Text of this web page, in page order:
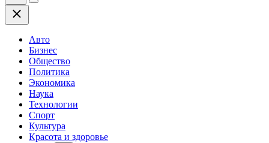
Цвет
Закрыть
Авто
Бизнес
Общество
Политика
Экономика
Наука
Технологии
Спорт
Культура
Красота и здоровье